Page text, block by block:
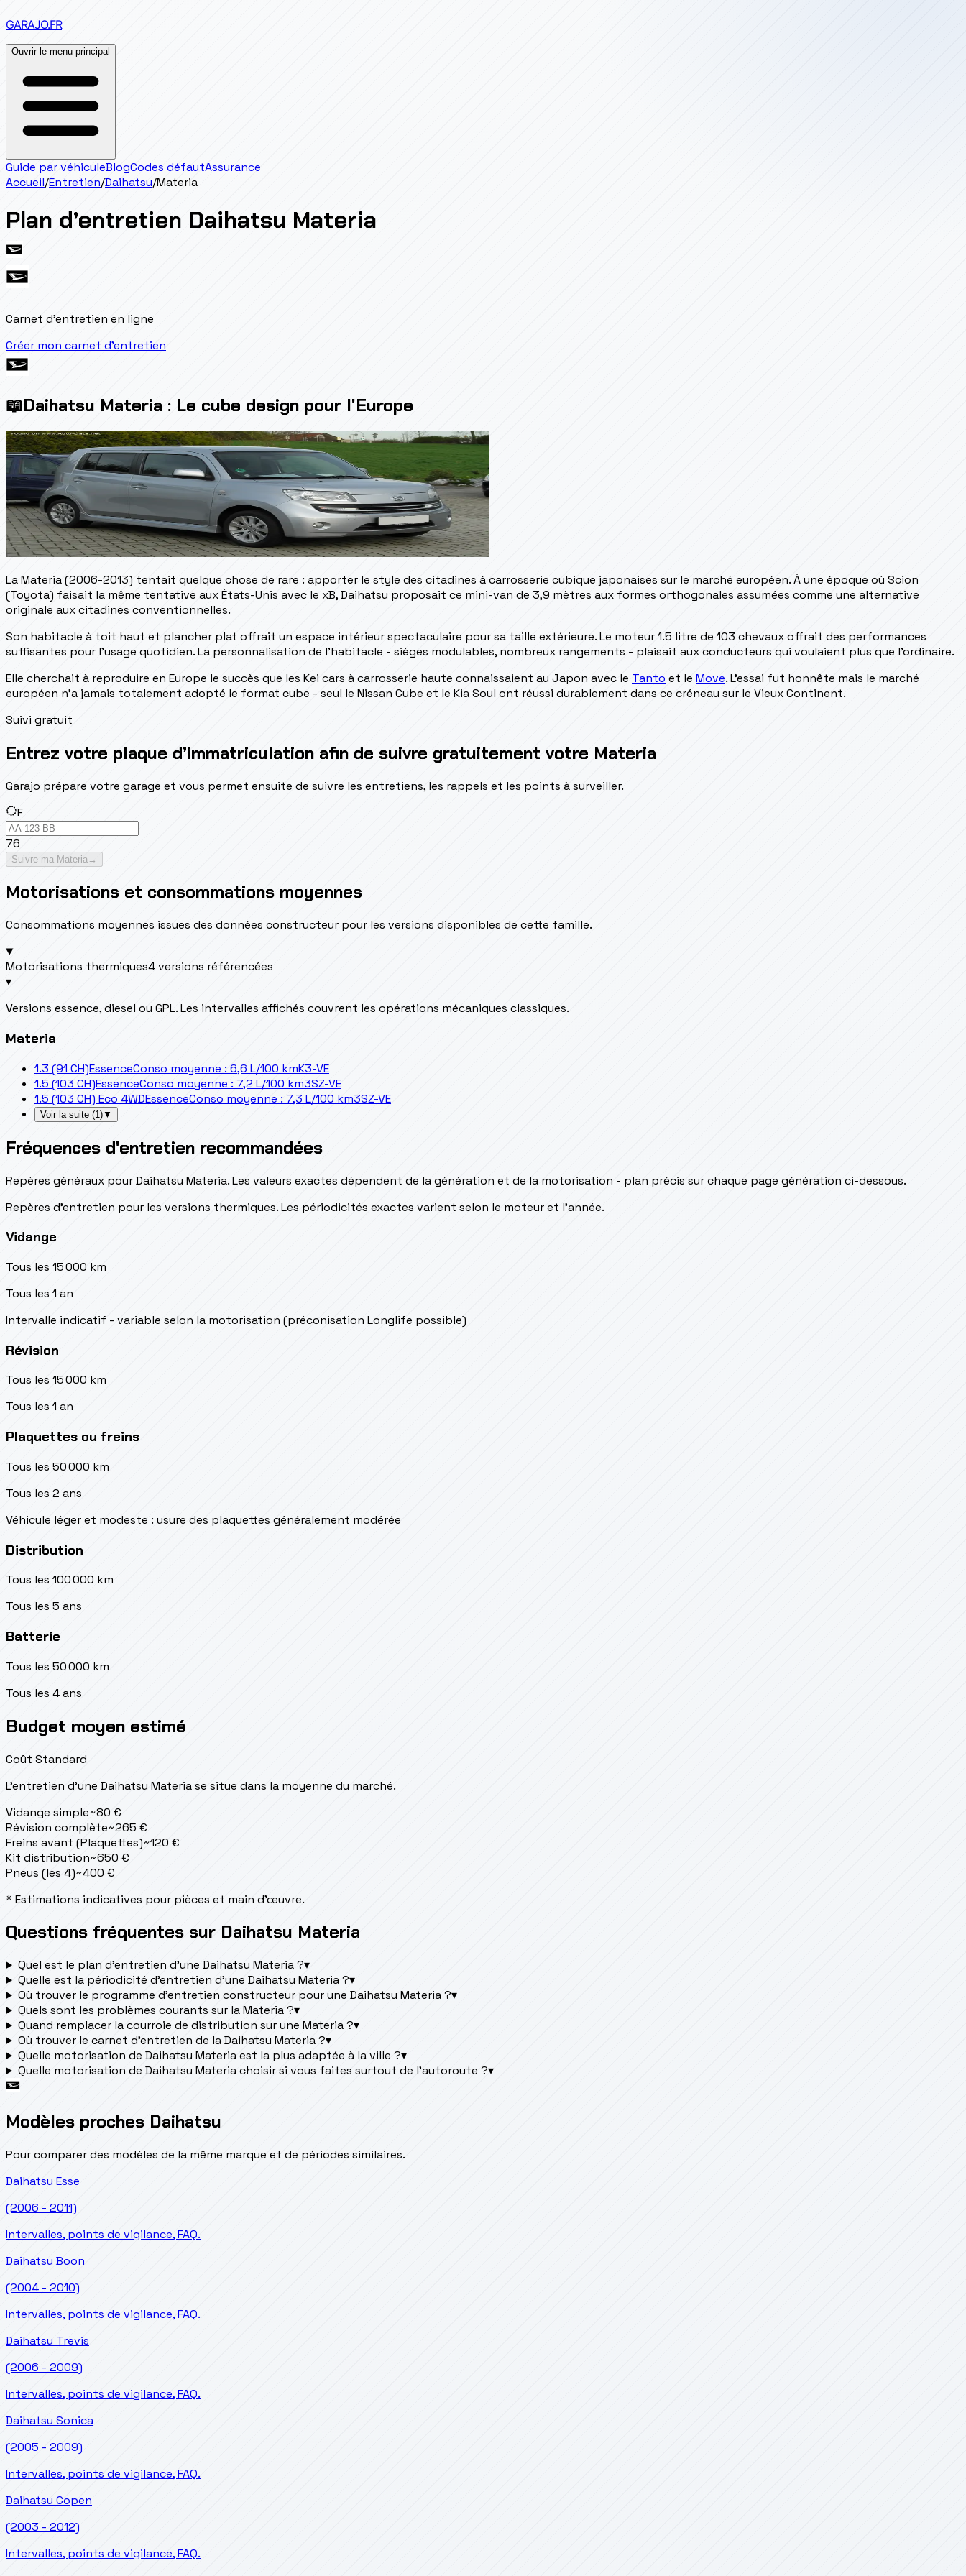
GARAJO.FR
Ouvrir le menu principal
Guide par véhiculeBlogCodes défautAssurance
Accueil/Entretien/Daihatsu/Materia
Plan d’entretien Daihatsu Materia
Carnet d'entretien en ligne
Créer mon carnet d'entretien
📖Daihatsu Materia : Le cube design pour l'Europe
La Materia (2006-2013) tentait quelque chose de rare : apporter le style des citadines à carrosserie cubique japonaises sur le marché européen. À une époque où Scion
(Toyota) faisait la même tentative aux États-Unis avec le xB, Daihatsu proposait ce mini-van de 3,9 mètres aux formes orthogonales assumées comme une alternative
originale aux citadines conventionnelles.
Son habitacle à toit haut et plancher plat offrait un espace intérieur spectaculaire pour sa taille extérieure. Le moteur 1.5 litre de 103 chevaux offrait des performances
suffisantes pour l'usage quotidien. La personnalisation de l'habitacle - sièges modulables, nombreux rangements - plaisait aux conducteurs qui voulaient plus que l'ordinaire.
Elle cherchait à reproduire en Europe le succès que les Kei cars à carrosserie haute connaissaient au Japon avec le Tanto et le Move. L'essai fut honnête mais le marché
européen n'a jamais totalement adopté le format cube - seul le Nissan Cube et le Kia Soul ont réussi durablement dans ce créneau sur le Vieux Continent.
Suivi gratuit
Entrez votre plaque d’immatriculation afin de suivre gratuitement votre Materia
Garajo prépare votre garage et vous permet ensuite de suivre les entretiens, les rappels et les points à surveiller.
F
76
Suivre ma Materia →
Motorisations et consommations moyennes
Consommations moyennes issues des données constructeur pour les versions disponibles de cette famille.
Motorisations thermiques4 versions référencées
▾
Versions essence, diesel ou GPL. Les intervalles affichés couvrent les opérations mécaniques classiques.
Materia
1.3 (91 CH)EssenceConso moyenne : 6,6 L/100 kmK3-VE
1.5 (103 CH)EssenceConso moyenne : 7,2 L/100 km3SZ-VE
1.5 (103 CH) Eco 4WDEssenceConso moyenne : 7,3 L/100 km3SZ-VE
Voir la suite (1 )▼
Fréquences d'entretien recommandées
Repères généraux pour Daihatsu Materia. Les valeurs exactes dépendent de la génération et de la motorisation - plan précis sur chaque page génération ci-dessous.
Repères d’entretien pour les versions thermiques. Les périodicités exactes varient selon le moteur et l’année.
Vidange
Tous les 15 000 km
Tous les 1 an
Intervalle indicatif - variable selon la motorisation (préconisation Longlife possible)
Révision
Tous les 15 000 km
Tous les 1 an
Plaquettes ou freins
Tous les 50 000 km
Tous les 2 ans
Véhicule léger et modeste : usure des plaquettes généralement modérée
Distribution
Tous les 100 000 km
Tous les 5 ans
Batterie
Tous les 50 000 km
Tous les 4 ans
Budget moyen estimé
Coût Standard
L'entretien d'une Daihatsu Materia se situe dans la moyenne du marché.
Vidange simple~80 €
Révision complète~265 €
Freins avant (Plaquettes)~120 €
Kit distribution~650 €
Pneus (les 4)~400 €
* Estimations indicatives pour pièces et main d'œuvre.
Questions fréquentes sur Daihatsu Materia
Quel est le plan d’entretien d’une Daihatsu Materia ?▾
Quelle est la périodicité d’entretien d’une Daihatsu Materia ?▾
Où trouver le programme d’entretien constructeur pour une Daihatsu Materia ?▾
Quels sont les problèmes courants sur la Materia ?▾
Quand remplacer la courroie de distribution sur une Materia ?▾
Où trouver le carnet d'entretien de la Daihatsu Materia ?▾
Quelle motorisation de Daihatsu Materia est la plus adaptée à la ville ?▾
Quelle motorisation de Daihatsu Materia choisir si vous faites surtout de l'autoroute ?▾
Modèles proches Daihatsu
Pour comparer des modèles de la même marque et de périodes similaires.
Daihatsu Esse
(2006 - 2011)
Intervalles, points de vigilance, FAQ.
Daihatsu Boon
(2004 - 2010)
Intervalles, points de vigilance, FAQ.
Daihatsu Trevis
(2006 - 2009)
Intervalles, points de vigilance, FAQ.
Daihatsu Sonica
(2005 - 2009)
Intervalles, points de vigilance, FAQ.
Daihatsu Copen
(2003 - 2012)
Intervalles, points de vigilance, FAQ.